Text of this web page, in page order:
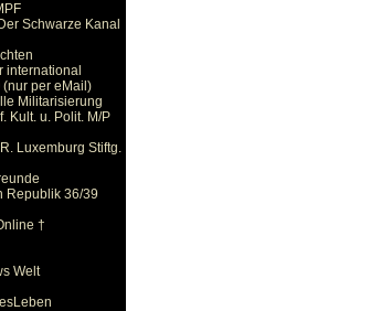
Schwarze Kanal
international
(nur per eMail)
Militarisierung
Kult. u. Polit. M/P
Luxemburg Stiftg.
Republik 36/39
†
Welt